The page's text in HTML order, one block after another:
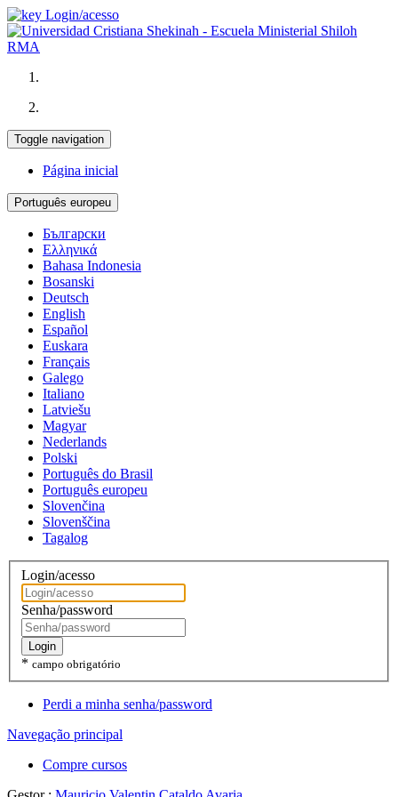
Login/acesso
Toggle navigation
Página inicial
Português europeu
Български
Ελληνικά
Bahasa Indonesia
Bosanski
Deutsch
English
Español
Euskara
Français
Galego
Italiano
Latviešu
Magyar
Nederlands
Polski
Português do Brasil
Português europeu
Slovenčina
Slovenščina
Tagalog
Login/acesso
Senha/password
Login
* campo obrigatório
Perdi a minha senha/password
Navegação principal
Compre cursos